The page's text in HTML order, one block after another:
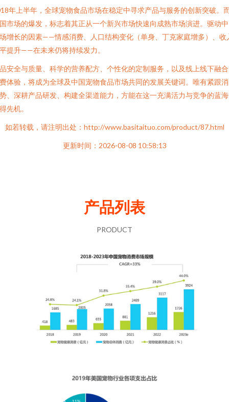
年上半年，全球宠物食品市场在稳定中寻求产品与服务的创新突破。
市场的爆发，标志着其正从一个新兴市场快速向成熟市场演进。驱动
增长的因素——情感消费、人口结构变化（单身、丁克家庭增多）、收
提升——在未来仍将持续发力。
安全与质量、科学的营养配方、个性化的定制服务，以及线上线下融
体验，将成为全球及中国宠物食品市场共同的发展关键词。唯有紧跟
、深耕产品研发、构建全渠道能力，方能在这一充满活力与竞争的蓝
先机。
如若转载，请注明出处：http://www.basitaituo.com/product/87.html
更新时间：2026-08-08 10:58:13
产品列表
PRODUCT